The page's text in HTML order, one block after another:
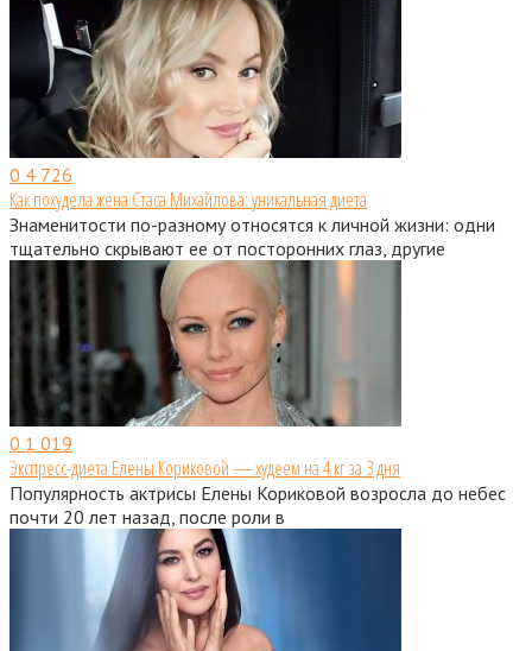
0 4 726
Как похудела жена Стаса Михайлова: уникальная диета
Знаменитости по-разному относятся к личной жизни: одни
тщательно скрывают ее от посторонних глаз, другие
0 1 019
Экспресс-диета Елены Кориковой — худеем на 4 кг за 3 дня
Популярность актрисы Елены Кориковой возросла до небес
почти 20 лет назад, после роли в